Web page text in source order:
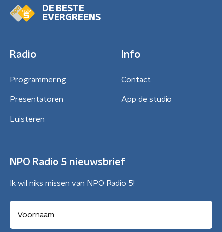
DE BESTE
EVERGREENS
Radio
Programmering
Presentatoren
Luisteren
Info
Contact
App de studio
NPO Radio 5 nieuwsbrief
Ik wil niks missen van NPO Radio 5!